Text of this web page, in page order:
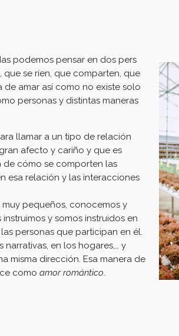
podemos pensar en dos pers
que se ríen, que comparten, que
de amar así como no existe solo
personas y distintas maneras
llamar a un tipo de relación
afecto y cariño y que es
de cómo se comporten las
esa relación y las interacciones
pequeños, conocemos y
y somos instruidos en
personas que participan en él.
narrativas, en los hogares,… y
misma dirección. Esa manera de
comoamor romántico.